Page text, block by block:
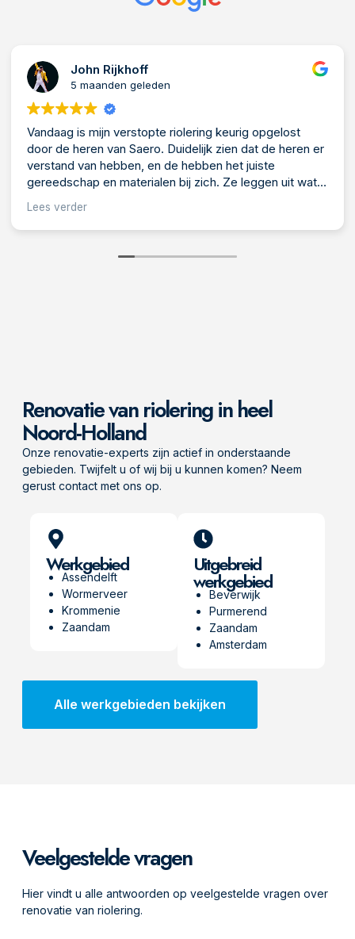
John Rijkhoff
5 maanden geleden
is mijn verstopte riolering keurig opgelost
de heren van Saero. Duidelijk zien dat de heren er
van hebben, en de hebben het juiste
en materialen bij zich. Ze leggen uit wat
loos is en wat ze er aan doen. Laten de werkplek
achter!
verder
Renovatie van riolering in heel
Noord-Holland
Onze renovatie-experts zijn actief in onderstaande
gebieden. Twijfelt u of wij bij u kunnen komen? Neem
gerust contact met ons op.
Werkgebied
Assendelft
Wormerveer
Krommenie
Zaandam
Uitgebreid
werkgebied
Beverwijk
Purmerend
Zaandam
Amsterdam
Alle werkgebieden bekijken
Veelgestelde vragen
Hier vindt u alle antwoorden op veelgestelde vragen over
renovatie van riolering.